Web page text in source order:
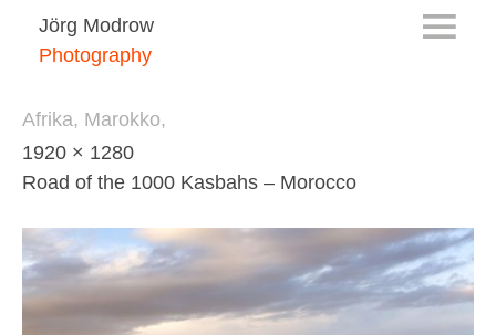
Jörg Modrow
Photography
Afrika, Marokko,
1920 × 1280
Road of the 1000 Kasbahs – Morocco